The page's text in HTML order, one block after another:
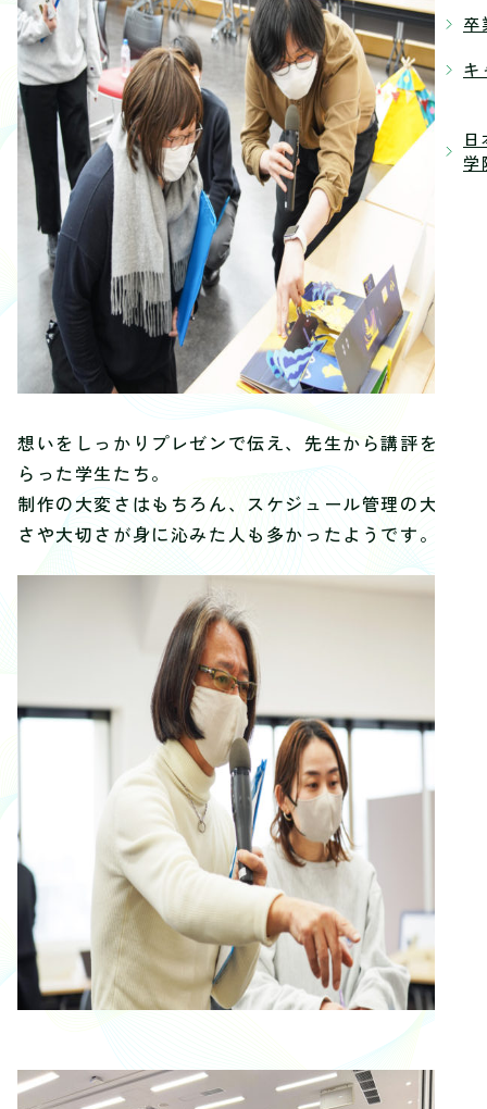
卒
キ
学
想いをしっかりプレゼンで伝え、先生から講評をも
らった学生たち。
制作の大変さはもちろん、スケジュール管理の大変
さや大切さが身に沁みた人も多かったようです。